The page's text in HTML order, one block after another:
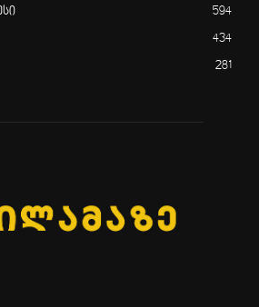
594
434
281